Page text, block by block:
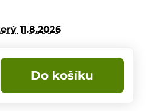
11.8.2026
Do košíku